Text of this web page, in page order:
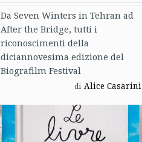
Da Seven Winters in Tehran ad
After the Bridge, tutti i
riconoscimenti della
diciannovesima edizione del
Biografilm Festival
di Alice Casarini